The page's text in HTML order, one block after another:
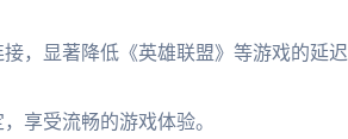
，显著降低《英雄联盟》等游戏的延迟
享受流畅的游戏体验。